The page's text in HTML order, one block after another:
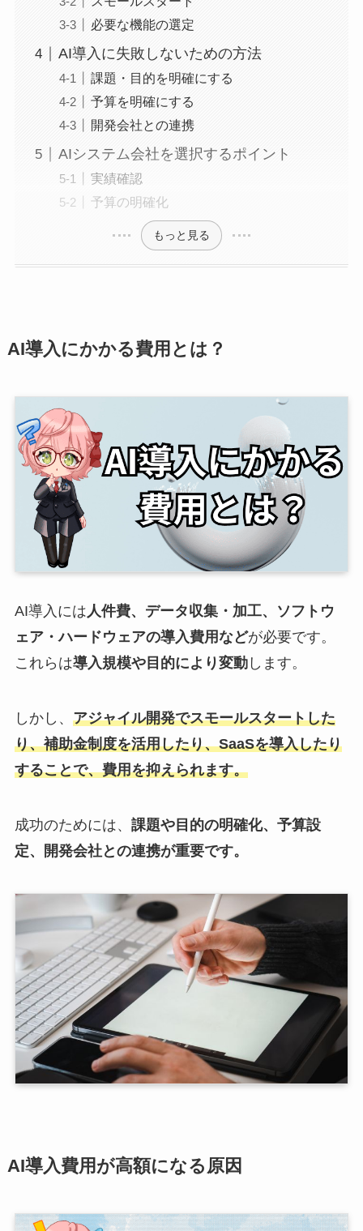
必要な機能の選定
AI導入に失敗しないための方法
課題・目的を明確にする
予算を明確にする
開発会社との連携
AIシステム会社を選択するポイント
実績確認
予算の明確化
もっと見る
AI導入にかかる費用とは？
AI導入には人件費、データ収集・加工、ソフトウ
ェア・ハードウェアの導入費用などが必要です。
これらは導入規模や目的により変動します。
しかし、 アジャイル開発でスモールスタートした
り、補助金制度を活用したり、SaaSを導入したり
することで、費用を抑えられます。
成功のためには、 課題や目的の明確化、予算設
定、開発会社との連携が重要です。
AI導入費用が高額になる原因